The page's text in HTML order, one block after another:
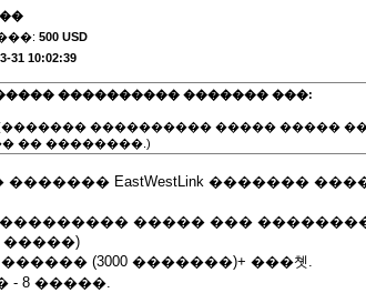
500 USD
31 10:02:39
���������� ������� ���:
���������� ����� �����
�� ��������.)
EastWestLink �������
����� ���
(3000 �������)+ ���쳿.
8 �����.